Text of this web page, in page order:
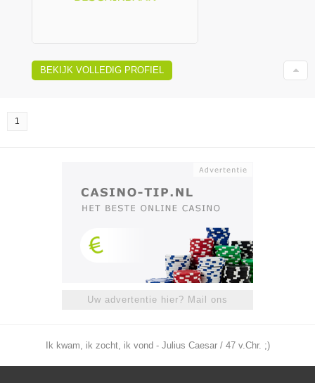
BEKIJK VOLLEDIG PROFIEL
1
Uw advertentie hier? Mail ons
Ik kwam, ik zocht, ik vond - Julius Caesar / 47 v.Chr. ;)